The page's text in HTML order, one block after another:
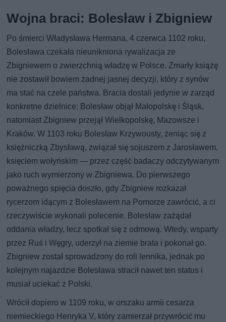
Wojna braci: Bolesław i Zbigniew
Po śmierci Władysława Hermana, 4 czerwca 1102 roku,
Bolesława czekała nieunikniona rywalizacja ze
Zbigniewem o zwierzchnią władzę w Polsce. Zmarły książę
nie zostawił bowiem żadnej jasnej decyzji, który z synów
ma stać na czele państwa. Bracia dostali jedynie w zarząd
konkretne dzielnice: Bolesław objął Małopolskę i Śląsk,
natomiast Zbigniew przejął Wielkopolskę, Mazowsze i
Kraków. W 1103 roku Bolesław Krzywousty, żeniąc się z
księżniczką Zbysławą, związał się sojuszem z Jarosławem,
księciem wołyńskim — przez część badaczy odczytywanym
jako ruch wymierzony w Zbigniewa. Do pierwszego
poważnego spięcia doszło, gdy Zbigniew rozkazał
rycerzom idącym z Bolesławem na Pomorze zawrócić, a ci
rzeczywiście wykonali polecenie. Bolesław zażądał
oddania władzy, lecz spotkał się z odmową. Wtedy, wsparty
przez Ruś i Węgry, uderzył na ziemie brata i pokonał go.
Zbigniew został sprowadzony do roli lennika, jednak po
kolejnym najazdzie Bolesława stracił nawet ten status i
musiał uciekać z Polski.
Wrócił dopiero w 1109 roku, w orszaku armii cesarza
niemieckiego Henryka V, który zamierzał przywrócić mu